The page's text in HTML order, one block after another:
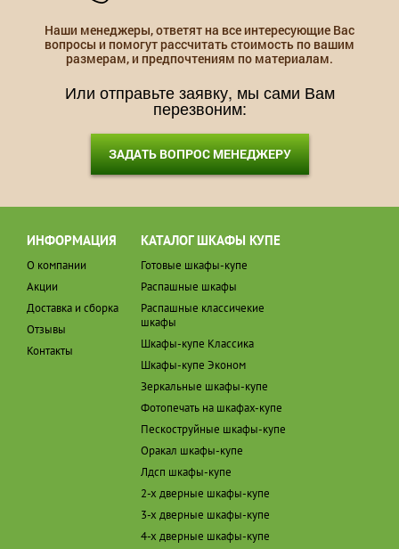
Наши менеджеры, ответят на все интересующие Вас
вопросы и помогут рассчитать стоимость по вашим
размерам, и предпочтениям по материалам.
Или отправьте заявку, мы сами Вам
перезвоним:
ЗАДАТЬ ВОПРОС МЕНЕДЖЕРУ
ИНФОРМАЦИЯ
О компании
Акции
Доставка и сборка
Отзывы
Контакты
КАТАЛОГ ШКАФЫ КУПЕ
Готовые шкафы-купе
Распашные шкафы
Распашные классичекие
шкафы
Шкафы-купе Классика
Шкафы-купе Эконом
Зеркальные шкафы-купе
Фотопечать на шкафах-купе
Пескоструйные шкафы-купе
Оракал шкафы-купе
Лдсп шкафы-купе
2-х дверные шкафы-купе
3-х дверные шкафы-купе
4-х дверные шкафы-купе